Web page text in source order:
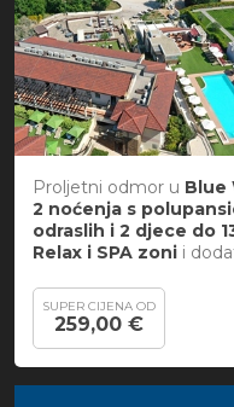
Proljetni odmor u Blue
2 noćenja s
odraslih i 2 djece do
Relax i SPA zoni i
SUPER CIJENA OD
259,00 €